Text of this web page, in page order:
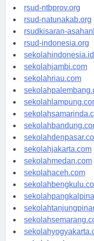
rsud-langsakota.org
rsud-ntbprov.org
rsud-natunakab.org
rsudkisaran-
rsud-indonesia.org
sekolahindonesia.id
sekolahjambi.com
sekolahriau.com
sekolahjakarta.com
sekolahmedan.com
sekolahaceh.com